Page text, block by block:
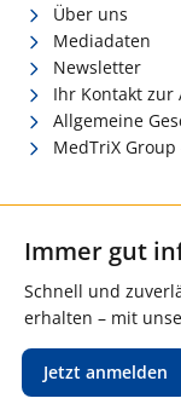
Über uns
Mediadaten
Newsletter
Ihr Kontakt zur
Allgemeine
MedTriX
Immer gut
Schnell und
erhalten – mit
Jetzt anmelden